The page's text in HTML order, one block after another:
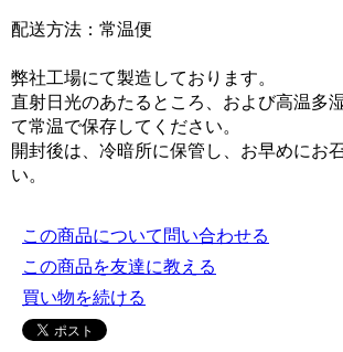
配送方法：常温便
弊社工場にて製造しております。
直射日光のあたるところ、および高温多
て常温で保存してください。
開封後は、冷暗所に保管し、お早めにお
い。
この商品について問い合わせる
この商品を友達に教える
買い物を続ける